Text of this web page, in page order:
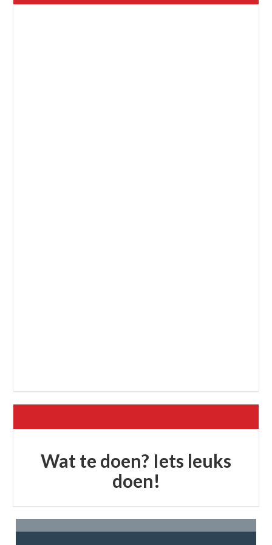
Wat te doen? Iets leuks
doen!